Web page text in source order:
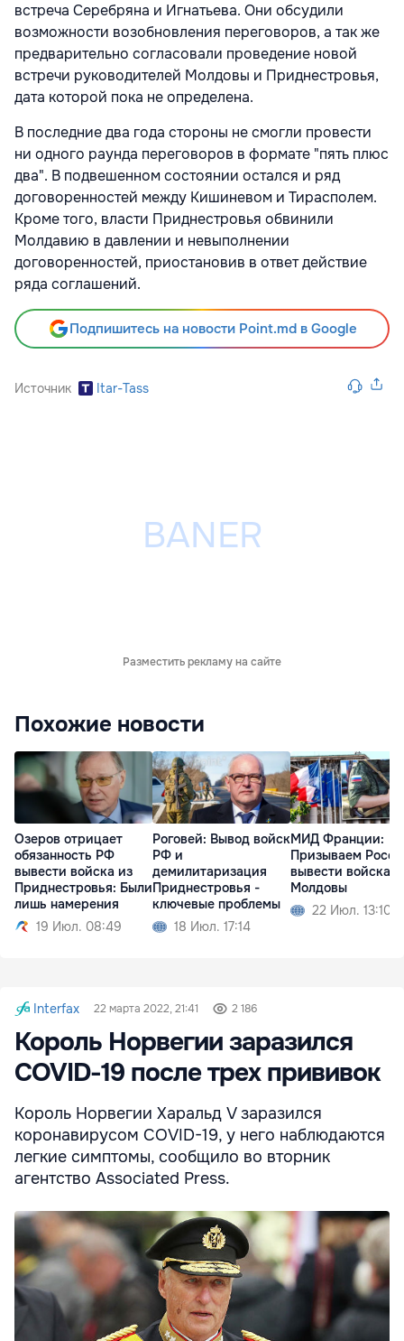
встреча Серебряна и Игнатьева. Они обсудили
возможности возобновления переговоров, а так же
предварительно согласовали проведение новой
встречи руководителей Молдовы и Приднестровья,
дата которой пока не определена.
В последние два года стороны не смогли провести
ни одного раунда переговоров в формате "пять плюс
два". В подвешенном состоянии остался и ряд
договоренностей между Кишиневом и Тирасполем.
Кроме того, власти Приднестровья обвинили
Молдавию в давлении и невыполнении
договоренностей, приостановив в ответ действие
ряда соглашений.
Подпишитесь на новости Point.md в Google
Источник Itar-Tass
Разместить рекламу на сайте
Похожие новости
Озеров отрицает
обязанность РФ
вывести войска из
Приднестровья: Были
лишь намерения
19 Июл. 08:49
Роговей: Вывод войск
РФ и
демилитаризация
Приднестровья -
ключевые проблемы
18 Июл. 17:14
МИД Франции:
Призываем
вывести войска
Молдовы
22 Июл. 13:10
Interfax 22 марта 2022, 21:41 2 186
Король Норвегии заразился
COVID-19 после трех прививок
Король Норвегии Харальд V заразился
коронавирусом COVID-19, у него наблюдаются
легкие симптомы, сообщило во вторник
агентство Associated Press.